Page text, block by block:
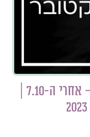
מה חדש במגזין גלויה #39 – אחרי ה-7.10 |